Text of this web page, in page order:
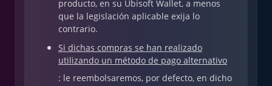
producto, en su Ubisoft Wallet, a menos
que la legislación aplicable exija lo
contrario.
Si dichas compras se han realizado
utilizando un método de pago alternativo
: le reembolsaremos, por defecto, en dicho